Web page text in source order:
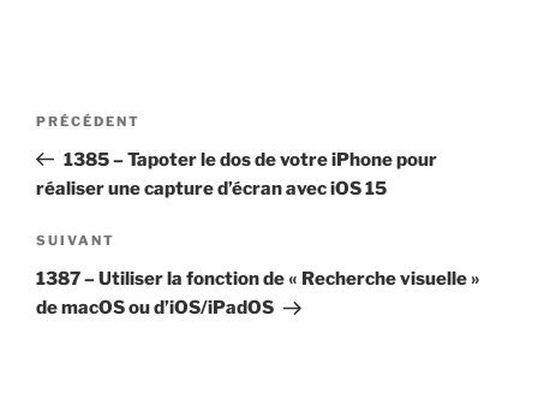
Navigation
l’article
Article
précédent
PRÉCÉDENT
1385 – Tapoter le dos de votre iPhone pour
réaliser une capture d’écran avec iOS 15
Article
suivant
SUIVANT
1387 – Utiliser la fonction de « Recherche visuelle »
de macOS ou d’iOS/iPadOS